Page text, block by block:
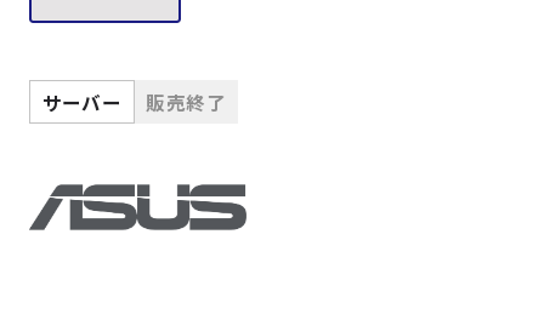
ニュース
会社案内
サーバー 販売終了